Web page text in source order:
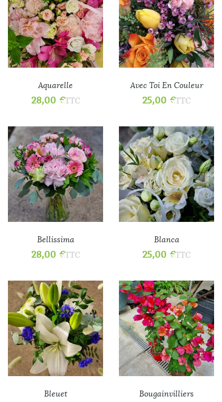
Aquarelle
28,00 €TTC
Avec Toi En Couleur
25,00 €TTC
Bellissima
28,00 €TTC
Blanca
25,00 €TTC
Bleuet Bougainvilliers